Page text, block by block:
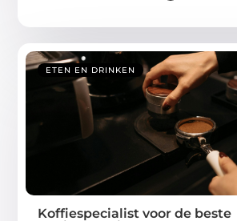
ETEN EN DRINKEN
Koffiespecialist voor de beste